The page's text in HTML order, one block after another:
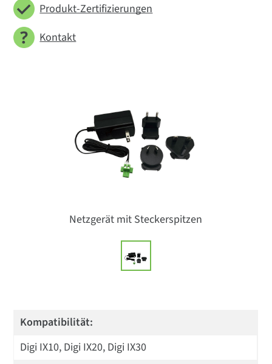
Netzgerät mit Steckerspitzen
Produkt-Zertifizierungen
Kontakt
Kompatibilität:
Digi IX10, Digi IX20, Digi IX30